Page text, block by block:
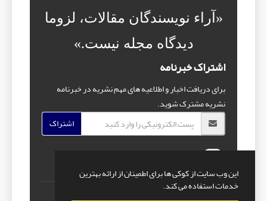
این وب سایت از کوکی ها برای اطمینان از ارائه بهترین
خدمات استفاده می کند.
«آراء نویسندگان مقالات، لزوما
دیدگاه مجله نیست.»
اشتراک خبرنامه
برای دریافت اخبار و اطلاعیه های مهم نشریه در خبرنامه
نشریه مشترک شوید.
اشتراک
© سامانه مدیریت نشریات علمی.